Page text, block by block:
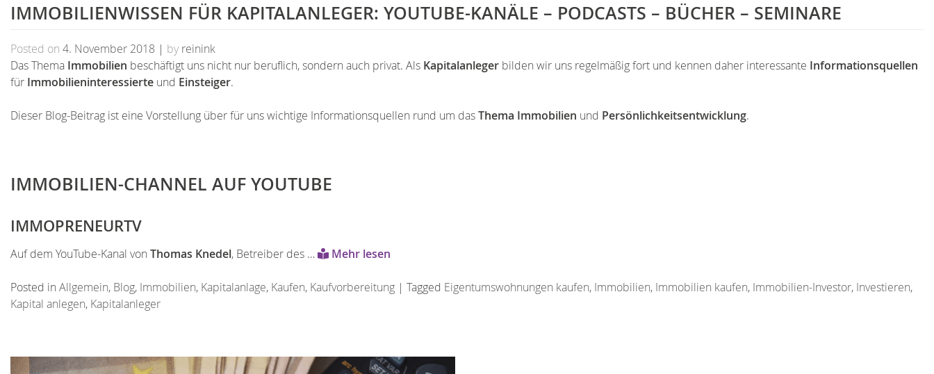
IMMOBILIENWISSEN FÜR KAPITALANLEGER: YOUTUBE-KANÄLE – PODCASTS – BÜCHER – SEMINARE
Posted on 4. November 2018 | by reinink
Das Thema Immobilien beschäftigt uns nicht nur beruflich, sondern auch privat. Als Kapitalanleger bilden wir uns regelmäßig fort und kennen daher interessante Informationsquellen
für Immobilieninteressierte und Einsteiger.
Dieser Blog-Beitrag ist eine Vorstellung über für uns wichtige Informationsquellen rund um dasThema Immobilien und Persönlichkeitsentwicklung.
IMMOBILIEN-CHANNEL AUF YOUTUBE
IMMOPRENEURTV
Auf dem YouTube-Kanal von Thomas Knedel, Betreiber des … Mehr lesen
Posted in Allgemein, Blog, Immobilien, Kapitalanlage, Kaufen, Kaufvorbereitung | Tagged Eigentumswohnungen kaufen, Immobilien, Immobilien kaufen, Immobilien-Investor, Investieren,
Kapital anlegen, Kapitalanleger